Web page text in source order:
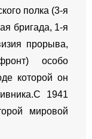
полка (3-я
бригада, 1-я
прорыва,
особо
которой он
1941
мировой